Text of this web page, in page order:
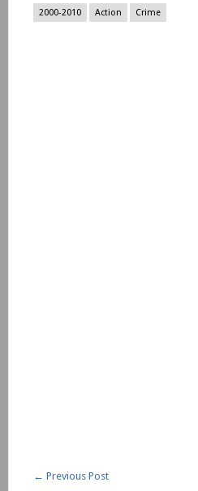
2000-2010 Action Crime
← Previous Post